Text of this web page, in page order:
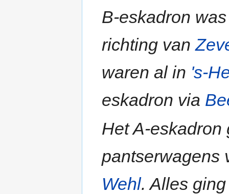
B-eskadron
richting van
waren al in 's-
eskadron via
Het A-eskadron
pantserwagens
Wehl. Alles